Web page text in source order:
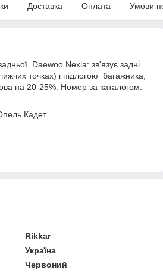
Доставка Оплата Умови
Daewoo Nexia: зв'язує задні
точках) і підлогою багажника;
на 20-25%. Номер за каталогом:
Кадет.
Rikkar
Україна
Червоний